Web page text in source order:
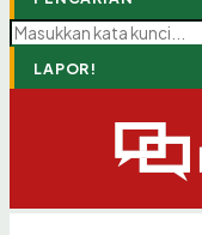
ADMINISTRASI
PRIMA, HUMANIS,
LAPOR!